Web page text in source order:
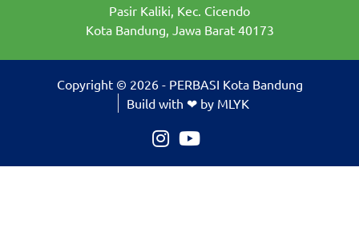
Pasir Kaliki, Kec. Cicendo
Kota Bandung, Jawa Barat 40173
Copyright © 2026 - PERBASI Kota Bandung
Build with ❤ by MLYK